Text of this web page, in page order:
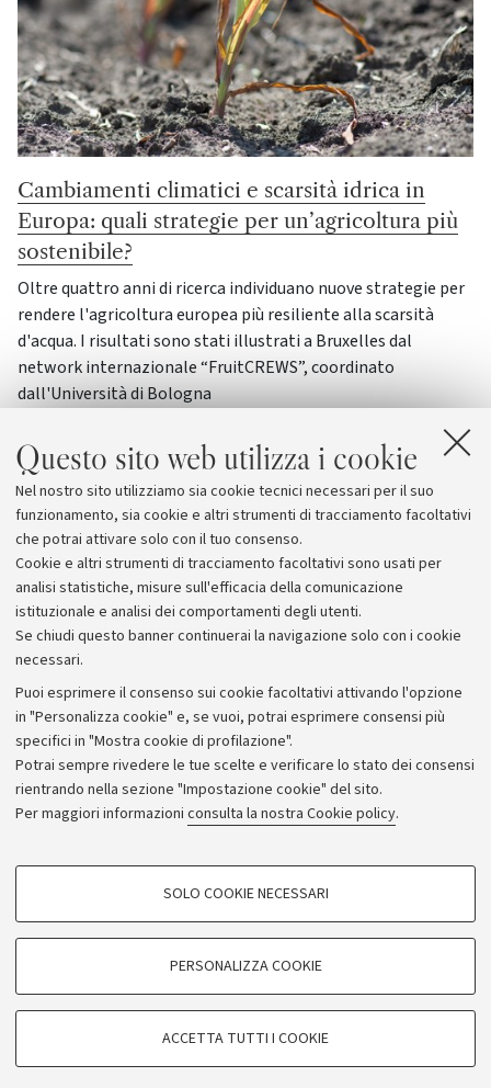
Questo sito web utilizza i cookie
Nel nostro sito utilizziamo sia cookie tecnici necessari per il suo
funzionamento, sia cookie e altri strumenti di tracciamento facoltativi
che potrai attivare solo con il tuo consenso.
Cookie e altri strumenti di tracciamento facoltativi sono usati per
analisi statistiche, misure sull'efficacia della comunicazione
istituzionale e analisi dei comportamenti degli utenti.
Se chiudi questo banner continuerai la navigazione solo con i cookie
necessari.
Puoi esprimere il consenso sui cookie facoltativi attivando l'opzione
in "Personalizza cookie" e, se vuoi, potrai esprimere consensi più
specifici in "Mostra cookie di profilazione".
Potrai sempre rivedere le tue scelte e verificare lo stato dei consensi
rientrando nella sezione "Impostazione cookie" del sito.
Per maggiori informazioni consulta la nostra Cookie policy.
COOKIE DI PROFILAZIONE - FACOLTATIVI
COOKIE TECNICI - NECESSARI
Si tratta di cookie tecnici utilizzati, a titolo esemplificativo, per il corretto
SOLO COOKIE NECESSARI
PERSONALIZZA COOKIE
ACCETTA TUTTI I COOKIE
Cambiamenti climatici e scarsità idrica in
Europa: quali strategie per un’agricoltura più
sostenibile?
Oltre quattro anni di ricerca individuano nuove strategie per
rendere l'agricoltura europea più resiliente alla scarsità
d'acqua. I risultati sono stati illustrati a Bruxelles dal
network internazionale “FruitCREWS”, coordinato
dall'Università di Bologna
Ambiente e vita Frontiere tecnologiche
Vai all'archivio
Archivio
Comunicati stampa
Redazione
Rassegna stampa
© Copyright 2026 - ALMA MATER STUDIORUM - Università di
Bologna - Via Zamboni, 33 - 40126 Bologna - PI: 01131710376 -
CF: 80007010376
Privacy
Note legali Impostazioni Cookie